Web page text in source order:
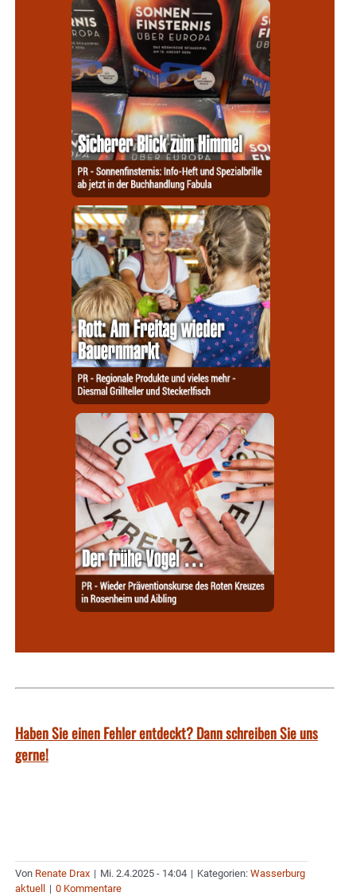
Haben Sie einen Fehler entdeckt? Dann schreiben Sie uns
gerne!
Von Renate Drax | Mi. 2.4.2025 - 14:04 | Kategorien: Wasserburg
aktuell
| 0 Kommentare